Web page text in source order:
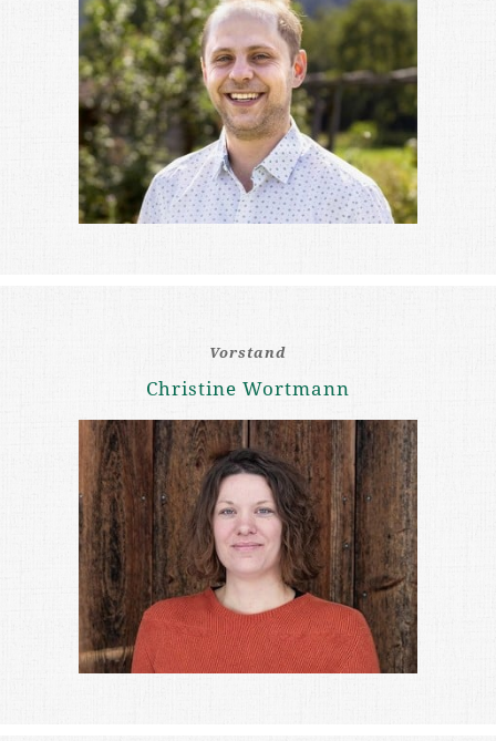
Vorstand
Christine Wortmann